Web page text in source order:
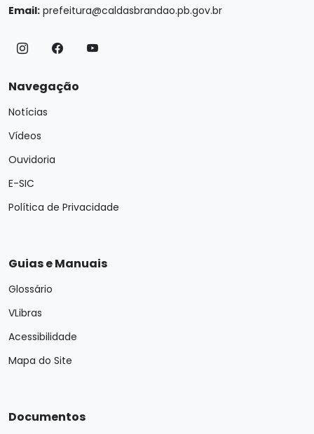
Email: prefeitura@caldasbrandao.pb.gov.br
Navegação
Notícias
Vídeos
Ouvidoria
E-SIC
Política de Privacidade
Guias e Manuais
Glossário
VLibras
Acessibilidade
Mapa do Site
Documentos